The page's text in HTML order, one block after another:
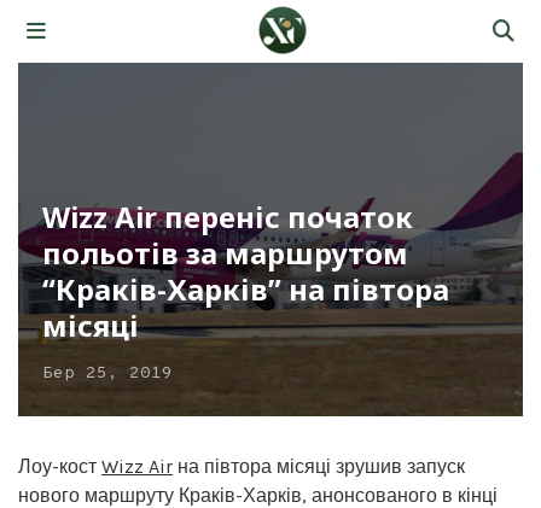
Wizz Air переніс початок
польотів за маршрутом
“Краків-Харків” на півтора
місяці
Бер 25, 2019
Лоу-кост Wizz Air на півтора місяці зрушив запуск
нового маршруту Краків-Харків, анонсованого в кінці